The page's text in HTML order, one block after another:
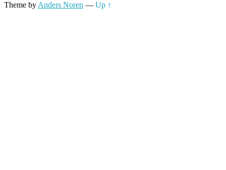
Theme by Anders Noren — Up ↑